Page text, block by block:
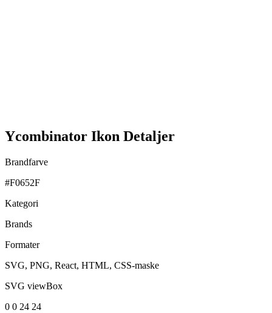
Ycombinator Ikon Detaljer
Brandfarve
#F0652F
Kategori
Brands
Formater
SVG, PNG, React, HTML, CSS-maske
SVG viewBox
0 0 24 24